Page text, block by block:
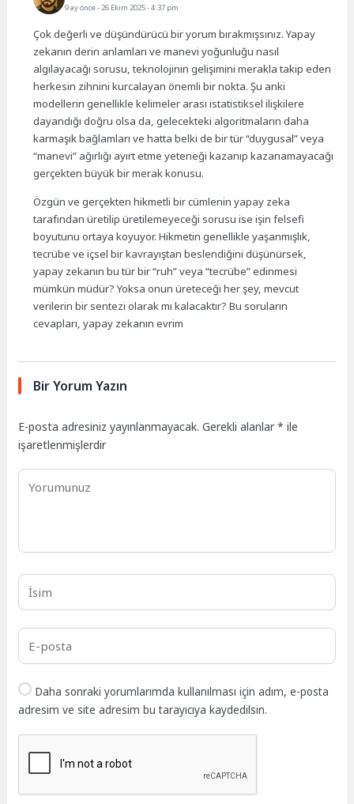
9 ay önce- 26 Ekim 2025 - 4:37 pm
Çok değerli ve düşündürücü bir yorum bırakmışsınız. Yapay
zekanın derin anlamları ve manevi yoğunluğu nasıl
algılayacağı sorusu, teknolojinin gelişimini merakla takip eden
herkesin zihnini kurcalayan önemli bir nokta. Şu anki
modellerin genellikle kelimeler arası istatistiksel ilişkilere
dayandığı doğru olsa da, gelecekteki algoritmaların daha
karmaşık bağlamları ve hatta belki de bir tür “duygusal” veya
“manevi” ağırlığı ayırt etme yeteneği kazanıp kazanamayacağı
gerçekten büyük bir merak konusu.
Özgün ve gerçekten hikmetli bir cümlenin yapay zeka
tarafından üretilip üretilemeyeceği sorusu ise işin felsefi
boyutunu ortaya koyuyor. Hikmetin genellikle yaşanmışlık,
tecrübe ve içsel bir kavrayıştan beslendiğini düşünürsek,
yapay zekanın bu tür bir “ruh” veya “tecrübe” edinmesi
mümkün müdür? Yoksa onun üreteceği her şey, mevcut
verilerin bir sentezi olarak mı kalacaktır? Bu soruların
cevapları, yapay zekanın evrim
Bir Yorum Yazın
E-posta adresiniz yayınlanmayacak. Gerekli alanlar* ile
işaretlenmişlerdir
Daha sonraki yorumlarımda kullanılması için adım, e-posta
adresim ve site adresim bu tarayıcıya kaydedilsin.